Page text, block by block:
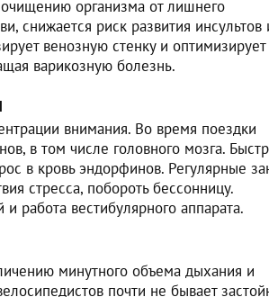
организма от лишнего
снижается риск развития инсультов
венозную стенку и оптимизирует
варикозную болезнь.
внимания. Во время поездки
в том числе головного мозга.
в кровь эндорфинов. Регулярные
стресса, побороть бессонницу.
работа вестибулярного аппарата.
минутного объема дыхания и
почти не бывает